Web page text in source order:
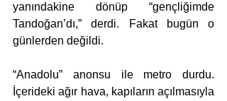
yanındakine dönüp “gençliğimde
Tandoğan’dı,” derdi. Fakat bugün o
günlerden değildi.
“Anadolu” anonsu ile metro durdu.
İçerideki ağır hava, kapıların açılmasıyla